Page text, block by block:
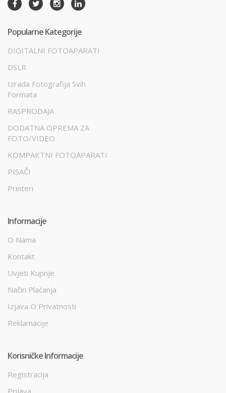
Popularne Kategorije
DIGITALNI FOTOAPARATI
DSLR
Izrada Fotografija Svih
Formata
RASPRODAJA
DODATNA OPREMA ZA
FOTO/VIDEO
KOMPAKTNI FOTOAPARATI
PISAČI
Printeri
Informacije
O Nama
Kontakt
Uvjeti Kupnje
Način Plaćanja
Izjava O Privatnosti
Reklamacije
Korisničke Informacije
Registracija
Prijava